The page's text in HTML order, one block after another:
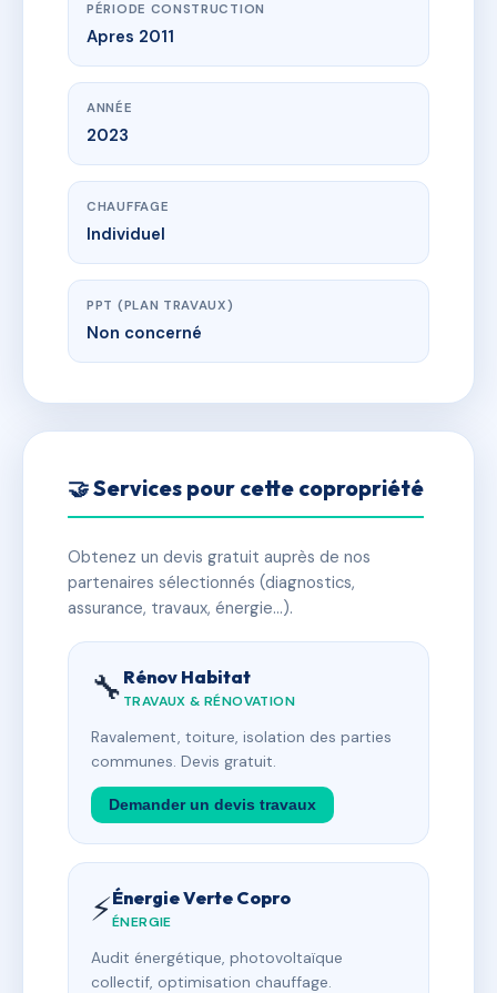
PÉRIODE CONSTRUCTION
Apres 2011
ANNÉE
2023
CHAUFFAGE
Individuel
PPT (PLAN TRAVAUX)
Non concerné
🤝 Services pour cette copropriété
Obtenez un devis gratuit auprès de nos
partenaires sélectionnés (diagnostics,
assurance, travaux, énergie…).
🔧 Rénov Habitat
TRAVAUX & RÉNOVATION
Ravalement, toiture, isolation des parties
communes. Devis gratuit.
Demander un devis travaux
⚡Énergie Verte Copro
ÉNERGIE
Audit énergétique, photovoltaïque
collectif, optimisation chauffage.